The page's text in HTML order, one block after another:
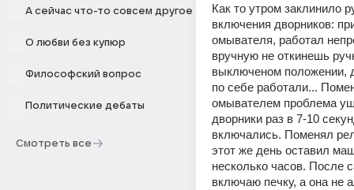
А сейчас что-то совсем другое
О любви без купюр
Философский вопрос
Политические дебаты
Смотреть все
Как то утром заклинило
включения дворников:
омывателя, работал
вручную не откинешь
выключеном положении,
по себе работали...
омывателем проблема
дворники раз в 7-10
включались. Поменял
этот же день оставил
несколько часов. После
включаю печку, а она не